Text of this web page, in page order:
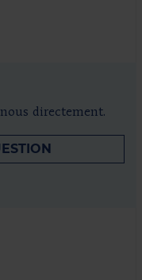
directement.